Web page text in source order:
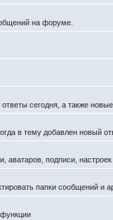
на форуме.
сегодня, а также
в тему добавлен новый
аватаров, подписи,
папки сообщений и